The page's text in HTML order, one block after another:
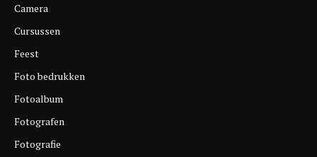
Camera
Cursussen
Feest
Foto bedrukken
Fotoalbum
Fotografen
Fotografie